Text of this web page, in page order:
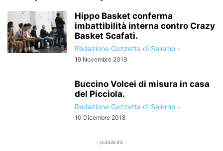
Hippo Basket conferma
imbattibilità interna contro Crazy
Basket Scafati.
Redazione Gazzetta di Salerno -
19 Novembre 2019
Buccino Volcei di misura in casa
del Picciola.
Redazione Gazzetta di Salerno -
10 Dicembre 2018
- pubblicità -